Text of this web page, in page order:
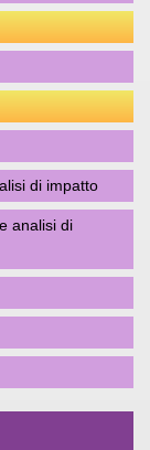
di impatto
analisi di